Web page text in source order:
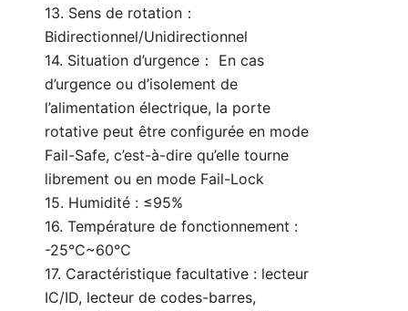
13. Sens de rotation：
Bidirectionnel/Unidirectionnel
14. Situation d’urgence： En cas
d’urgence ou d’isolement de
l’alimentation électrique, la porte
rotative peut être configurée en mode
Fail-Safe, c’est-à-dire qu’elle tourne
librement ou en mode Fail-Lock
15. Humidité : ≤95%
16. Température de fonctionnement :
-25℃~60℃
17. Caractéristique facultative : lecteur
IC/ID, lecteur de codes-barres,